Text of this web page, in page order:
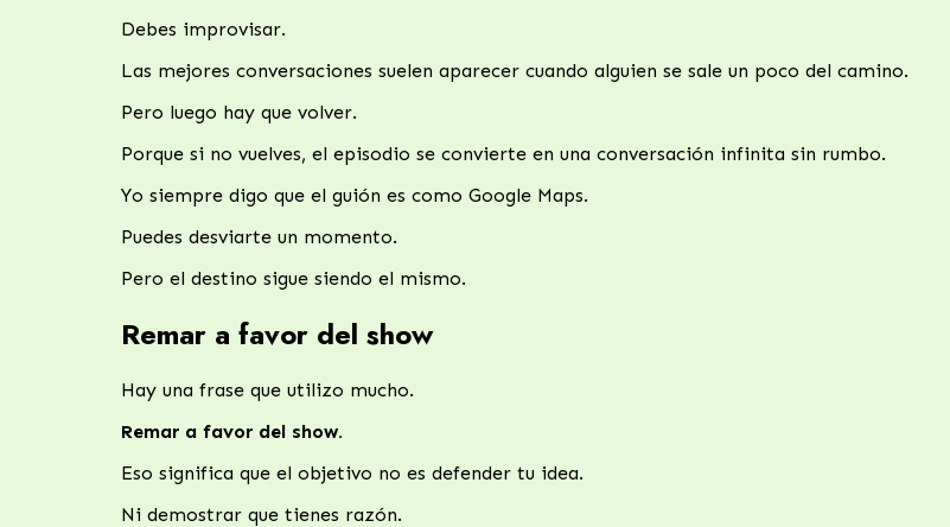
Debes improvisar.
Las mejores conversaciones suelen aparecer cuando alguien se sale un poco del camino.
Pero luego hay que volver.
Porque si no vuelves, el episodio se convierte en una conversación infinita sin rumbo.
Yo siempre digo que el guión es como Google Maps.
Puedes desviarte un momento.
Pero el destino sigue siendo el mismo.
Remar a favor del show
Hay una frase que utilizo mucho.
Remar a favor del show.
Eso significa que el objetivo no es defender tu idea.
Ni demostrar que tienes razón.